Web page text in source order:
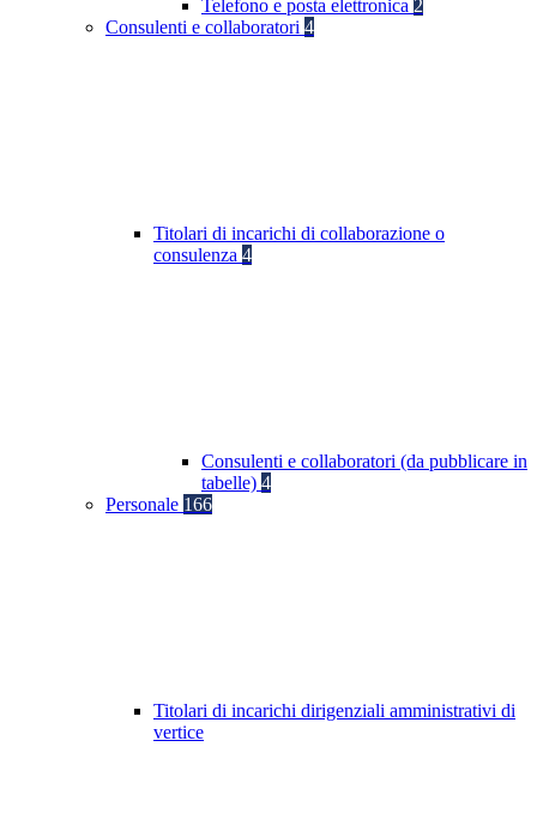
Telefono e posta elettronica 2
Consulenti e collaboratori 4
Titolari di incarichi di collaborazione o
consulenza 4
Consulenti e collaboratori (da pubblicare in
tabelle) 4
Personale 166
Titolari di incarichi dirigenziali amministrativi di
vertice